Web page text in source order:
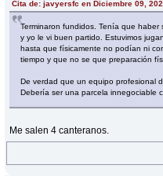
Cita de: javyersfc en Diciembre 09,
Terminaron fundidos. Tenía que
y yo le vi buen partido. Estuvimos
hasta que físicamente no podían ni
tiempo y que no se que preparación
De verdad que un equipo profesional
Debería ser una parcela innegociable
Me salen 4 canteranos.